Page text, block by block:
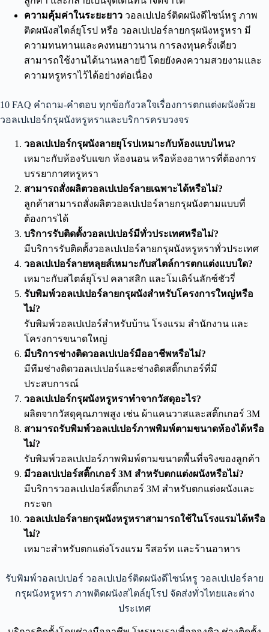
ความคุ้มค่าในระยะยาว วอลเปเปอร์ติดผนังดีไซน์หรู ภาพ
ติดผนังสไตล์ยุโรป หรือ วอลเปเปอร์ลายกรุผนังหรูหรา มี
ความทนทานและคงทนยาวนาน การลงทุนครั้งเดียว
สามารถใช้งานได้นานหลายปี โดยยังคงความสวยงามและ
ความหรูหราไว้ได้อย่างต่อเนื่อง
10 FAQ คำถาม-คำตอบ ทุกข้อกังวลใจเรื่องการตกแต่งผนังด้วย
วอลเปเปอร์กรุผนังหรูหราและบริการครบวงจร
วอลเปเปอร์กรุผนังลายยุโรปเหมาะกับห้องแบบไหน?
เหมาะกับห้องรับแขก ห้องนอน หรือห้องอาหารที่ต้องการ
บรรยากาศหรูหรา
สามารถสั่งผลิตวอลเปเปอร์ลายเฉพาะได้หรือไม่?
ลูกค้าสามารถสั่งผลิตวอลเปเปอร์ลายกรุผนังตามแบบที่
ต้องการได้
บริการรับติดตั้งวอลเปเปอร์มีทั่วประเทศหรือไม่?
มีบริการรับติดตั้งวอลเปเปอร์ลายกรุผนังหรูหราทั่วประเทศ
วอลเปเปอร์ลายหลุยส์เหมาะกับสไตล์การตกแต่งแบบใด?
เหมาะกับสไตล์ยุโรป คลาสสิก และโมเดิร์นลักซ์ชัวรี่
รับพิมพ์วอลเปเปอร์ลายกรุผนังสำหรับโครงการใหญ่หรือ
ไม่?
รับพิมพ์วอลเปเปอร์สำหรับบ้าน โรงแรม สำนักงาน และ
โครงการขนาดใหญ่
มีบริการช่างติดวอลเปเปอร์มืออาชีพหรือไม่?
มีทีมช่างติดวอลเปเปอร์และช่างติดสติ๊กเกอร์ที่มี
ประสบการณ์
วอลเปเปอร์กรุผนังหรูหราทำจากวัสดุอะไร?
ผลิตจากวัสดุคุณภาพสูง เช่น ผ้าแคนวาสและสติ๊กเกอร์ 3M
สามารถรับพิมพ์วอลเปเปอร์ภาพพิมพ์ตามขนาดห้องได้หรือ
ไม่?
รับพิมพ์วอลเปเปอร์ภาพพิมพ์ตามขนาดพื้นที่จริงของลูกค้า
มีวอลเปเปอร์สติ๊กเกอร์ 3M สำหรับตกแต่งผนังหรือไม่?
มีบริการวอลเปเปอร์สติ๊กเกอร์ 3M สำหรับตกแต่งผนังและ
กระจก
วอลเปเปอร์ลายกรุผนังหรูหราสามารถใช้ในโรงแรมได้หรือ
ไม่?
เหมาะสำหรับตกแต่งโรงแรม รีสอร์ท และร้านอาหาร
รับพิมพ์วอลเปเปอร์ วอลเปเปอร์ติดผนังดีไซน์หรู วอลเปเปอร์ลาย
กรุผนังหรูหรา ภาพติดผนังสไตล์ยุโรป จัดส่งทั่วไทยและต่าง
ประเทศ